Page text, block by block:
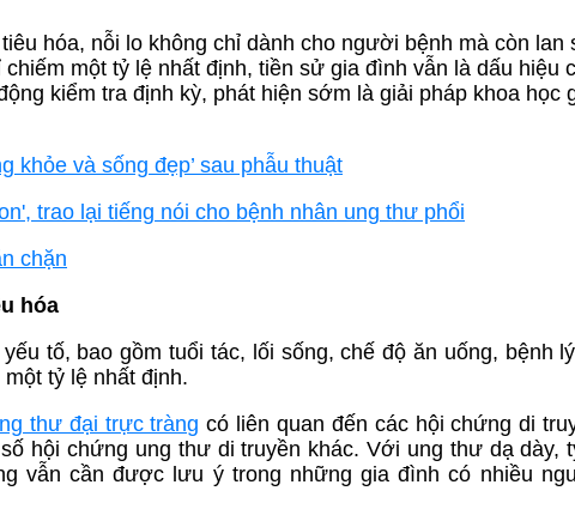
hóa, nỗi lo không chỉ dành cho người bệnh mà còn lan
một tỷ lệ nhất định, tiền sử gia đình vẫn là dấu hiệu
kiểm tra định kỳ, phát hiện sớm là giải pháp khoa học
khỏe và sống đẹp’ sau phẫu thuật
trao lại tiếng nói cho bệnh nhân ung thư phổi
chặn
hóa
tố, bao gồm tuổi tác, lối sống, chế độ ăn uống, bệnh
tỷ lệ nhất định.
thư đại trực tràng có liên quan đến các hội chứng di
hội chứng ung thư di truyền khác. Với ung thư dạ dày,
vẫn cần được lưu ý trong những gia đình có nhiều